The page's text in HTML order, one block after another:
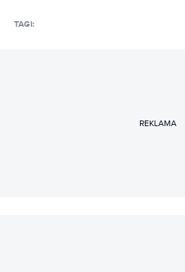
TAGI:
REKLAMA